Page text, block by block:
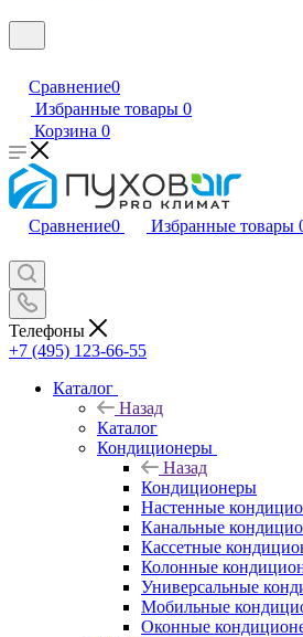
Сравнение0
Избранные товары 0
Корзина 0
Сравнение0 Избранные товары
Телефоны
+7 (495) 123-66-55
Каталог
Назад
Каталог
Кондиционеры
Назад
Кондиционеры
Настенные
Канальные
Кассетные
Колонные
Универсальные
Мобильные
Оконные